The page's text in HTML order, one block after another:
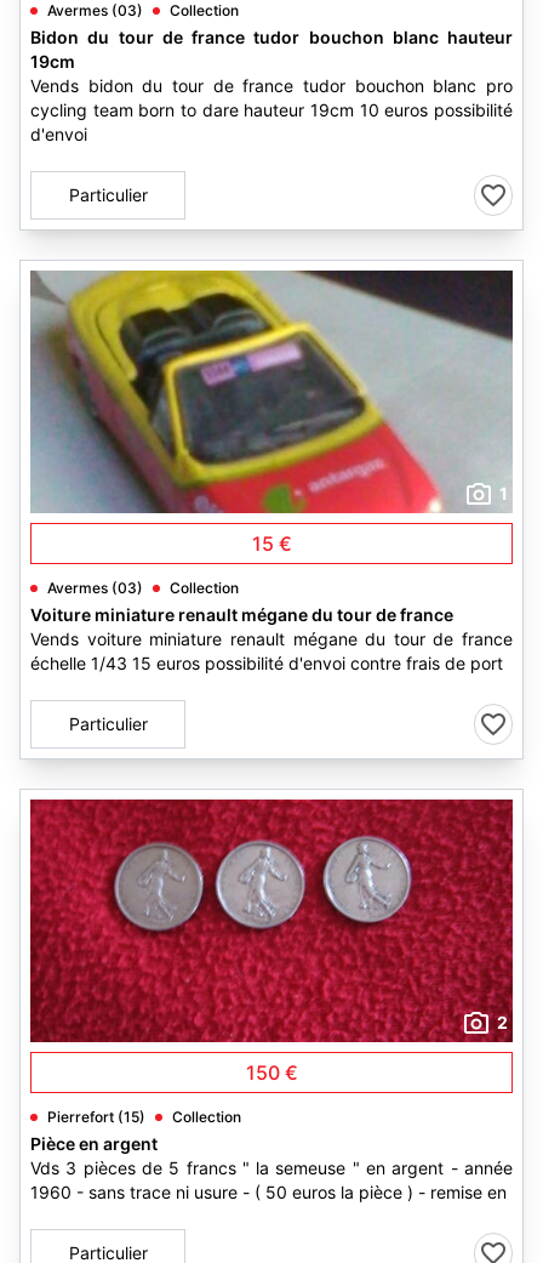
Avermes (03) Collection
Bidon du tour de france tudor bouchon blanc hauteur
19cm
Vends bidon du tour de france tudor bouchon blanc pro
cycling team born to dare hauteur 19cm 10 euros possibilité
d'envoi
Particulier
1
15 €
Avermes (03) Collection
Voiture miniature renault mégane du tour de france
Vends voiture miniature renault mégane du tour de france
échelle 1/43 15 euros possibilité d'envoi contre frais de port
Particulier
2
150 €
Pierrefort (15) Collection
Pièce en argent
Vds 3 pièces de 5 francs " la semeuse " en argent - année
1960 - sans trace ni usure - ( 50 euros la pièce ) - remise en
Particulier